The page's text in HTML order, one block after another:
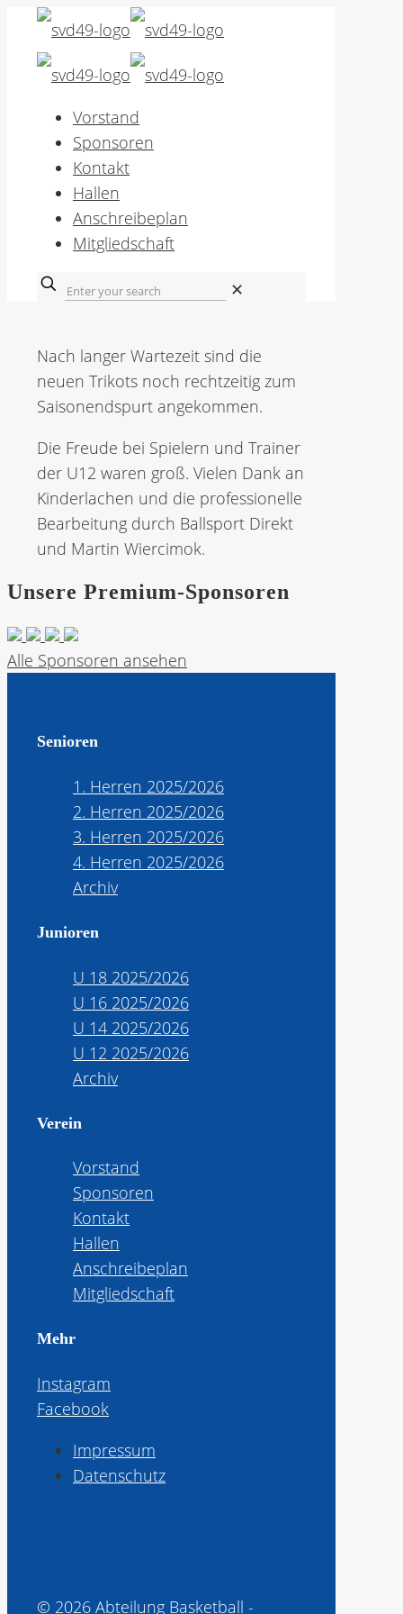
Vorstand
Sponsoren
Kontakt
Hallen
Anschreibeplan
Mitgliedschaft
✕
Nach langer Wartezeit sind die
neuen Trikots noch rechtzeitig zum
Saisonendspurt angekommen.
Die Freude bei Spielern und Trainer
der U12 waren groß. Vielen Dank an
Kinderlachen und die professionelle
Bearbeitung durch Ballsport Direkt
und Martin Wiercimok.
Unsere Premium-Sponsoren
Alle Sponsoren ansehen
Senioren
1. Herren 2025/2026
2. Herren 2025/2026
3. Herren 2025/2026
4. Herren 2025/2026
Archiv
Junioren
U 18 2025/2026
U 16 2025/2026
U 14 2025/2026
U 12 2025/2026
Archiv
Verein
Vorstand
Sponsoren
Kontakt
Hallen
Anschreibeplan
Mitgliedschaft
Mehr
Instagram
Facebook
Impressum
Datenschutz
© 2026 Abteilung Basketball -